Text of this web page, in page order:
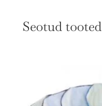
Seotud tooted